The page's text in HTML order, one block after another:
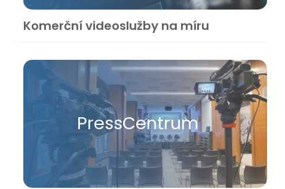
Komerční videoslužby na míru
Press​Centrum